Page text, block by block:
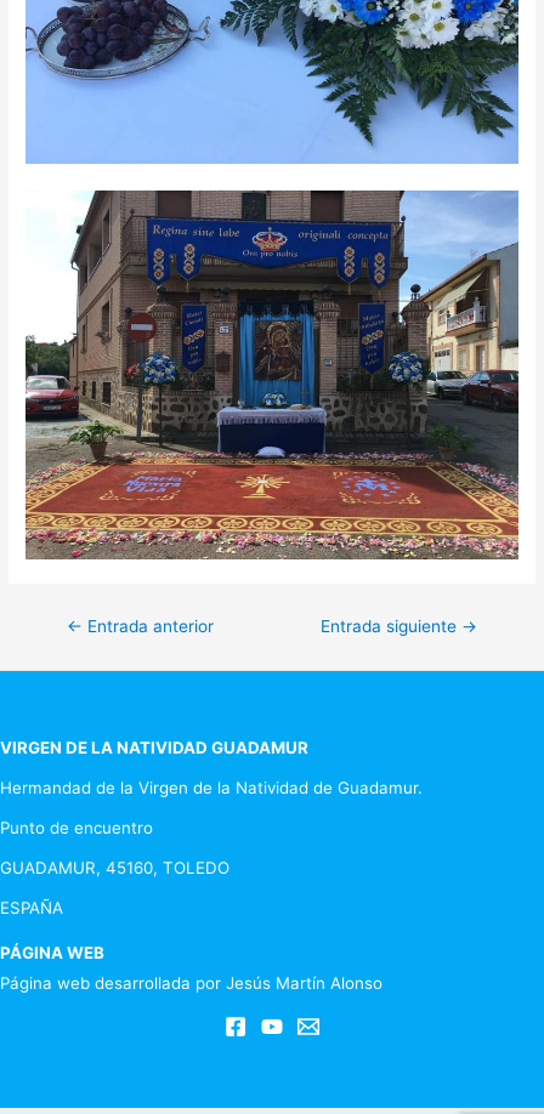
Navegación
de
← Entrada anterior Entrada siguiente →
VIRGEN DE LA NATIVIDAD GUADAMUR
Hermandad de la Virgen de la Natividad de Guadamur.
Punto de encuentro
GUADAMUR, 45160, TOLEDO
ESPAÑA
PÁGINA WEB
Página web desarrollada por Jesús Martín Alonso